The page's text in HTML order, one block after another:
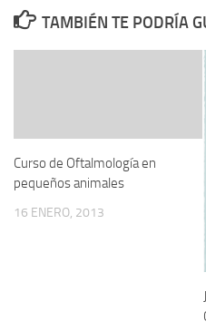
TAMBIÉN TE PODRÍA
Curso de Oftalmología en
pequeños animales
16 ENERO, 2013